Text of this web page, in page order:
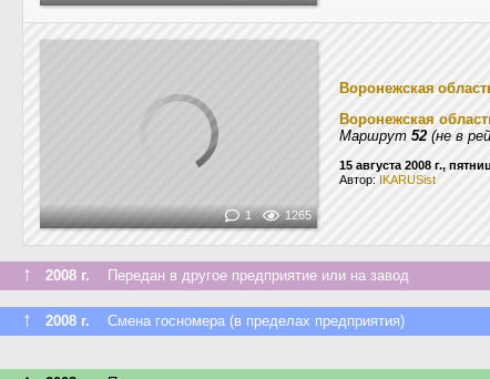
1 1265
Воронежская
Воронежская
Маршрут 52(не в
15 августа 2008 г.,
Автор: IKARUSist
↑ 2008 г. Передан в другое предприятие или на завод
↑ 2008 г. Смена госномера (в пределах предприятия)